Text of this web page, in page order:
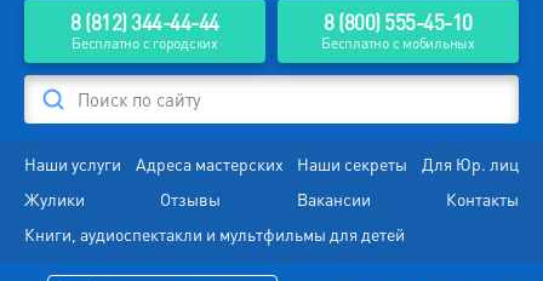
8 (812) 344-44-44
Бесплатно с городских
8 (800) 555-45-10
Бесплатно с мобильных
Поиск по сайту
Наши услуги Адреса мастерских Наши секреты
Для Юр. лиц
Жулики
Отзывы Вакансии
Контакты
Книги, аудиоспектакли и мультфильмы для детей